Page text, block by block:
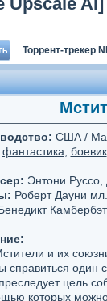
Торрент-трекер
США /
фантастика боевик
Энтони Руссо,
Роберт Дауни
и их
справиться один
цель
которых можно